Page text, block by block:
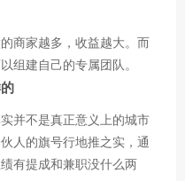
商家越多，收益越大。而
组建自己的专属团队。
并不是真正意义上的城市
人的旗号行地推之实，通
有提成和兼职没什么两